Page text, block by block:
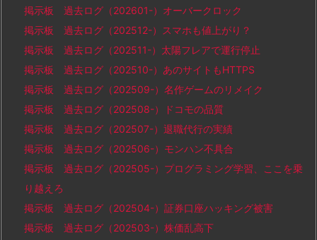
掲示板 過去ログ（202601-）オーバークロック
掲示板 過去ログ（202512-）スマホも値上がり？
掲示板 過去ログ（202511-）太陽フレアで運行停止
掲示板 過去ログ（202510-）あのサイトもHTTPS
掲示板 過去ログ（202509-）名作ゲームのリメイク
掲示板 過去ログ（202508-）ドコモの品質
掲示板 過去ログ（202507-）退職代行の実績
掲示板 過去ログ（202506-）モンハン不具合
掲示板 過去ログ（202505-）プログラミング学習、ここを乗
り越えろ
掲示板 過去ログ（202504-）証券口座ハッキング被害
掲示板 過去ログ（202503-）株価乱高下